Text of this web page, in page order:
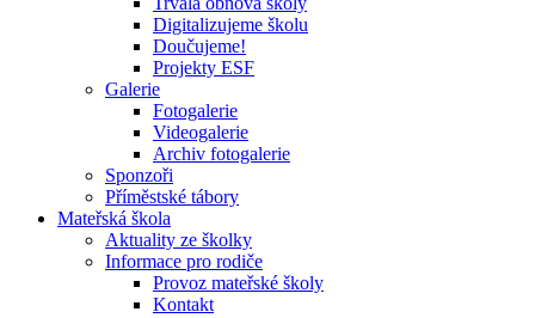
Digitalizujeme školu
Doučujeme!
Projekty ESF
Galerie
Fotogalerie
Videogalerie
Archiv fotogalerie
Sponzoři
Příměstské tábory
Mateřská škola
Aktuality ze školky
Informace pro rodiče
Provoz mateřské školy
Kontakt